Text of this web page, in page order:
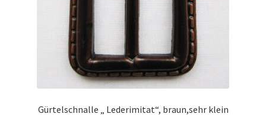
Gürtelschnalle „ Lederimitat“, braun,sehr klein